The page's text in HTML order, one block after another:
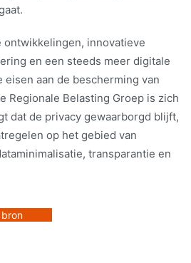
innovatieve
en een steeds meer digitale
aan de bescherming van
Regionale Belasting Groep is zich
dat de privacy gewaarborgd blijft,
op het gebied van
transparantie en